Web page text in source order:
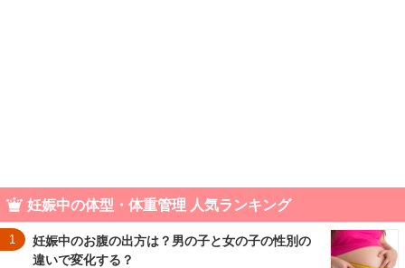
妊娠中の体型・体重管理 人気ランキング
1
妊娠中のお腹の出方は？男の子と女の子の性別の
違いで変化する？